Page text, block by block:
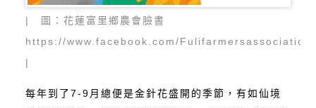
| 圖：花蓮富里鄉農會臉書
https://www.facebook.com/
|
每年到了7-9月總便是金針花盛開的季節，有如仙境